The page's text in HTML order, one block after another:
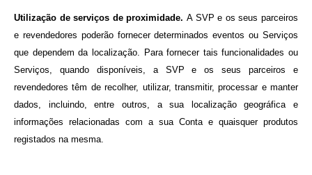
Utilização de serviços de proximidade. A SVP e os seus parceiros
e revendedores poderão fornecer determinados eventos ou Serviços
que dependem da localização. Para fornecer tais funcionalidades ou
Serviços, quando disponíveis, a SVP e os seus parceiros e
revendedores têm de recolher, utilizar, transmitir, processar e manter
dados, incluindo, entre outros, a sua localização geográfica e
informações relacionadas com a sua Conta e quaisquer produtos
registados na mesma.